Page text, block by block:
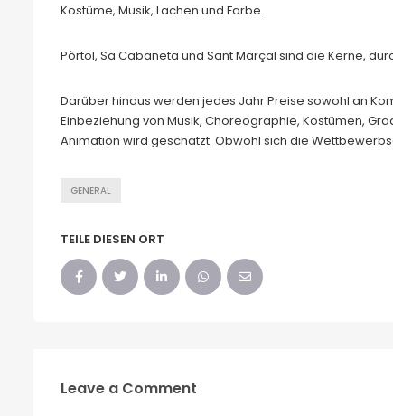
Kostüme, Musik, Lachen und Farbe.
Pòrtol, Sa Cabaneta und Sant Marçal sind die Kerne,
Darüber hinaus werden jedes Jahr Preise sowohl an
Einbeziehung von Musik, Choreographie, Kostümen,
Animation wird geschätzt. Obwohl sich die
GENERAL
TEILE DIESEN ORT
Leave a Comment